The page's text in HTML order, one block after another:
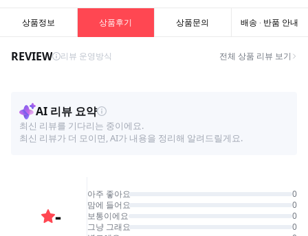
상품정보 상품후기 상품문의 배송 · 반품 안내